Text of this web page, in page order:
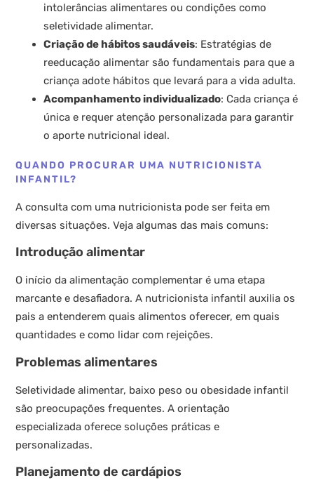
intolerâncias alimentares ou condições como
seletividade alimentar.
Criação de hábitos saudáveis: Estratégias de
reeducação alimentar são fundamentais para que a
criança adote hábitos que levará para a vida adulta.
Acompanhamento individualizado: Cada criança é
única e requer atenção personalizada para garantir
o aporte nutricional ideal.
QUANDO PROCURAR UMA NUTRICIONISTA
INFANTIL?
A consulta com uma nutricionista pode ser feita em
diversas situações. Veja algumas das mais comuns:
Introdução alimentar
O início da alimentação complementar é uma etapa
marcante e desafiadora. A nutricionista infantil auxilia os
pais a entenderem quais alimentos oferecer, em quais
quantidades e como lidar com rejeições.
Problemas alimentares
Seletividade alimentar, baixo peso ou obesidade infantil
são preocupações frequentes. A orientação
especializada oferece soluções práticas e
personalizadas.
Planejamento de cardápios